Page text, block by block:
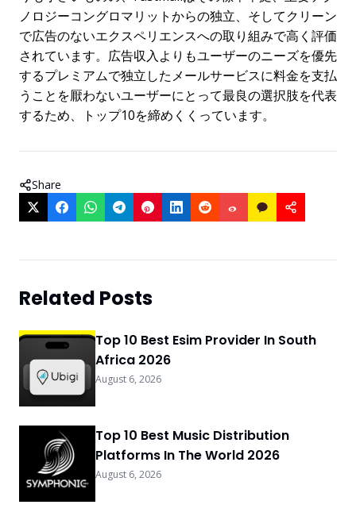
ノロジーコングロマリットからの独立、そしてクリーン
で広告のないエクスペリエンスへの取り組みで高く評価
されています。広告収入よりもユーザーのニーズを優先
するプレミアムで独立したメールサービスに料金を支払
うことを厭わないユーザーにとって最良の選択肢を代表
するため、トップ10を締めくくっています。
Share
Related Posts
Top 10 Best Esim Provider In South
Africa 2026
August 6, 2026
Top 10 Best Music Distribution
Platforms In The World 2026
August 6, 2026